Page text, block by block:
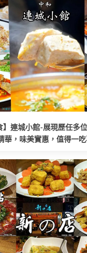
】連城小館-展現歷任多
華，味美實惠，值得一